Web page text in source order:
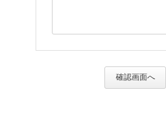
確認画面へ